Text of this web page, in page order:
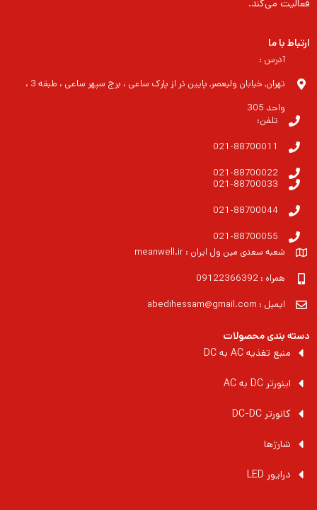
فعالیت می‌کند.
ارتباط با ما
آدرس :
تهران, خیابان ولیعصر, پایین تر از پارک ساعی ، برج سپهر ساعی ، طبقه 3 ،
واحد 305
تلفن:
021-88700011
021-88700022
021-88700033
021-88700044
021-88700055
شعبه سعدی مین ول ایران : meanwell.ir
همراه : 09122366392
ایمیل : abedihessam@gmail.com
دسته بندی محصولات
منبع تغذیه AC به DC
اینورتر DC به AC
کانورتر DC-DC
شارژها
درایور LED